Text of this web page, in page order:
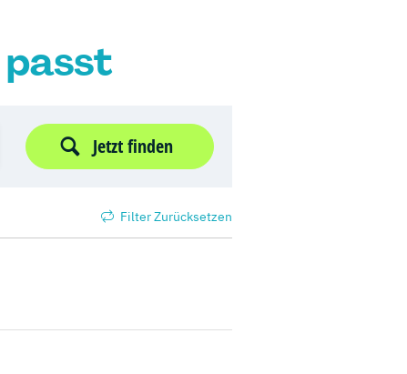
passt
Jetzt finden
Filter Zurücksetzen